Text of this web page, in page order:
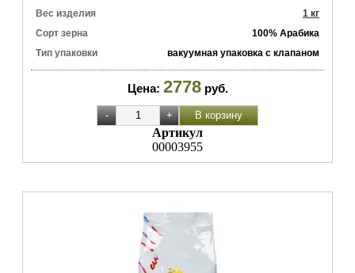
Вес изделия
1 кг
Сорт зерна
100% Арабика
Тип упаковки
вакуумная упаковка с клапаном
Цена: 2778 руб.
Артикул
00003955